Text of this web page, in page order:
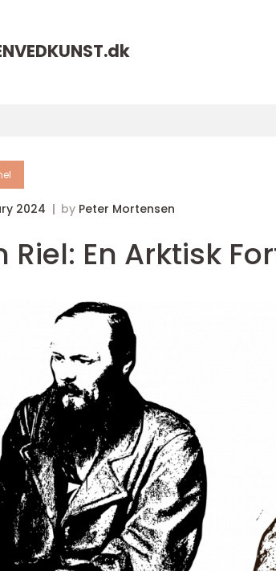
dk
2024 by Peter Mortensen
Riel: En Arktisk